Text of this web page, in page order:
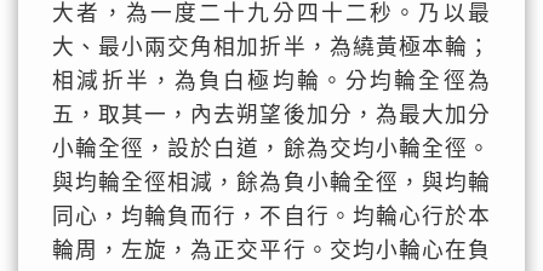
大者，為一度二十九分四十二秒。乃以最
大、最小兩交角相加折半，為繞黃極本輪；
相減折半，為負白極均輪。分均輪全徑為
五，取其一，內去朔望後加分，為最大加分
小輪全徑，設於白道，餘為交均小輪全徑。
與均輪全徑相減，餘為負小輪全徑，與均輪
同心，均輪負而行，不自行。均輪心行於本
輪周，左旋，為正交平行。交均小輪心在負